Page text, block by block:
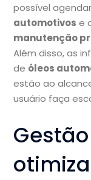
possível
automotivos e
manutenção
Além disso, as
de óleos
estão ao
usuário faça